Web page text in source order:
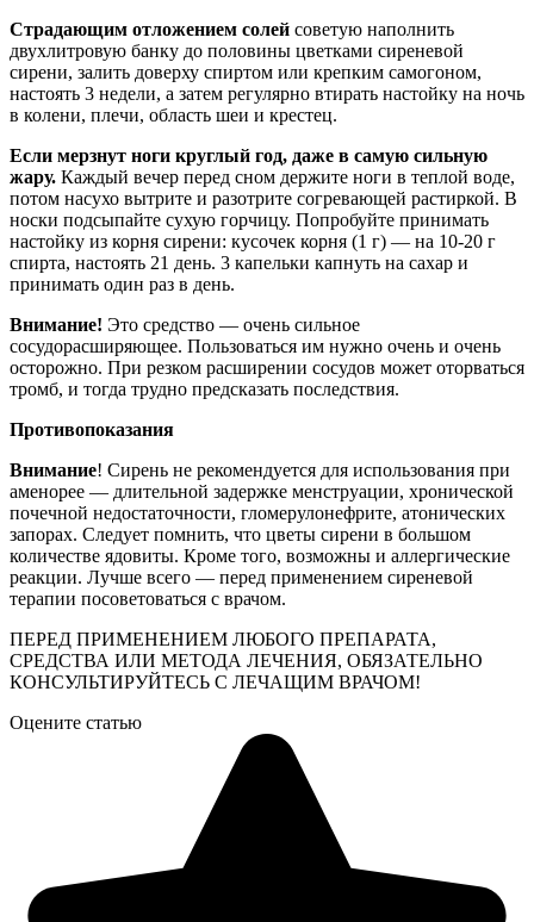
Страдающим отложением солей советую наполнить
двухлитровую банку до половины цветками сиреневой
сирени, залить доверху спиртом или крепким самогоном,
настоять 3 недели, а затем регулярно втирать настойку на ночь
в колени, плечи, область шеи и крестец.
Если мерзнут ноги круглый год, даже в самую сильную
жару. Каждый вечер перед сном держите ноги в теплой воде,
потом насухо вытрите и разотрите согревающей растиркой. В
носки подсыпайте сухую горчицу. Попробуйте принимать
настойку из корня сирени: кусочек корня (1 г) — на 10-20 г
спирта, настоять 21 день. 3 капельки капнуть на сахар и
принимать один раз в день.
Внимание! Это средство — очень сильное
сосудорасширяющее. Пользоваться им нужно очень и очень
осторожно. При резком расширении сосудов может оторваться
тромб, и тогда трудно предсказать последствия.
Противопоказания
Внимание! Сирень не рекомендуется для использования при
аменорее — длительной задержке менструации, хронической
почечной недостаточности, гломерулонефрите, атонических
запорах. Следует помнить, что цветы сирени в большом
количестве ядовиты. Кроме того, возможны и аллергические
реакции. Лучше всего — перед применением сиреневой
терапии посоветоваться с врачом.
ПЕРЕД ПРИМЕНЕНИЕМ ЛЮБОГО ПРЕПАРАТА,
СРЕДСТВА ИЛИ МЕТОДА ЛЕЧЕНИЯ, ОБЯЗАТЕЛЬНО
КОНСУЛЬТИРУЙТЕСЬ С ЛЕЧАЩИМ ВРАЧОМ!
Оцените статью